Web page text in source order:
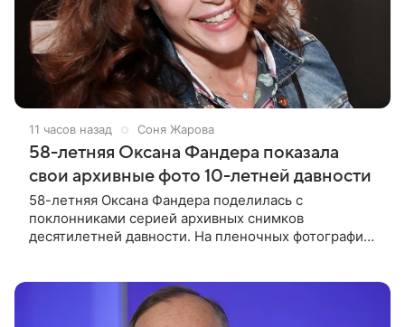
11 часов назад Соня Жарова
58-летняя Оксана Фандера показала
свои архивные фото 10-летней давности
58-летняя Оксана Фандера поделилась с
поклонниками серией архивных снимков
десятилетней давности. На пленочных фотографиях